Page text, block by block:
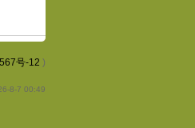
号-12 )
8-7 00:49